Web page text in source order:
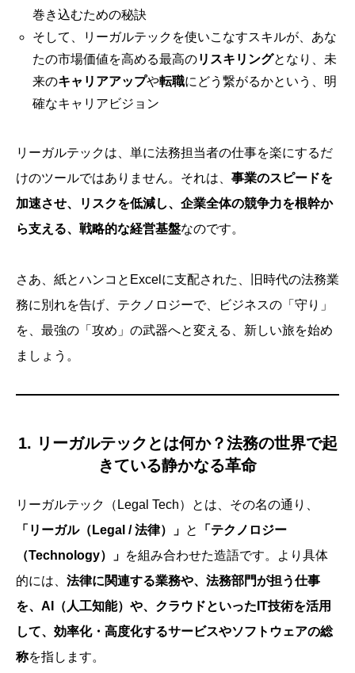
巻き込むための秘訣
そして、リーガルテックを使いこなすスキルが、あな
たの市場価値を高める最高のリスキリングとなり、未
来のキャリアアップや転職にどう繋がるかという、明
確なキャリアビジョン
リーガルテックは、単に法務担当者の仕事を楽にするだ
けのツールではありません。それは、 事業のスピードを
加速させ、リスクを低減し、企業全体の競争力を根幹か
ら支える、戦略的な経営基盤なのです。
さあ、紙とハンコとExcelに支配された、旧時代の法務業
務に別れを告げ、テクノロジーで、ビジネスの「守り」
を、最強の「攻め」の武器へと変える、新しい旅を始め
ましょう。
1. リーガルテックとは何か？法務の世界で起
きている静かなる革命
リーガルテック（Legal Tech）とは、その名の通り、
「リーガル（Legal / 法律）」 と
「テクノロジー
（Technology）」 を組み合わせた造語です。より具体
的には、 法律に関連する業務や、法務部門が担う仕事
を、AI（人工知能）や、クラウドといったIT技術を活用
して、効率化・高度化するサービスやソフトウェアの総
称を指します。